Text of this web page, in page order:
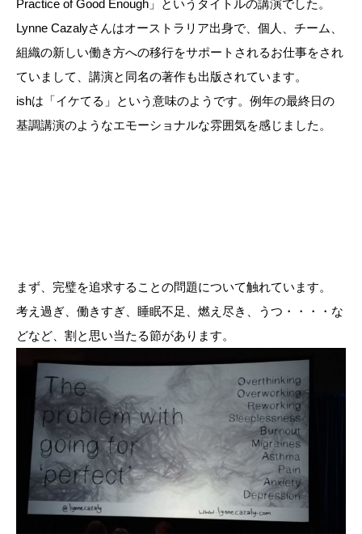
Practice of Good Enough」というタイトルの講演でした。
Lynne Cazalyさんはオーストラリア出身で、個人、チーム、
組織の新しい働き方への移行をサポートされるお仕事をされ
ていまして、講演と同名の著作も出版されています。
ishは「イケてる」という意味のようです。例年の最終日の
基調講演のようなエモーショナルな雰囲気を感じました。
まず、完璧を追求することの問題について触れています。
考え過ぎ、働きすぎ、睡眠不足、燃え尽き、うつ・・・・な
どなど、割と思い当たる節があります。